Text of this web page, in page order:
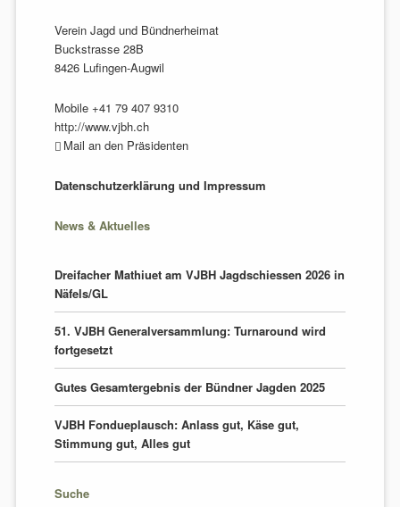
Verein Jagd und Bündnerheimat
Buckstrasse 28B
8426 Lufingen-Augwil
Mobile +41 79 407 9310
http://www.vjbh.ch
Mail an den Präsidenten
Datenschutzerklärung und Impressum
News & Aktuelles
Dreifacher Mathiuet am VJBH Jagdschiessen 2026 in
Näfels/GL
51. VJBH Generalversammlung: Turnaround wird
fortgesetzt
Gutes Gesamtergebnis der Bündner Jagden 2025
VJBH Fondueplausch: Anlass gut, Käse gut,
Stimmung gut, Alles gut
Suche